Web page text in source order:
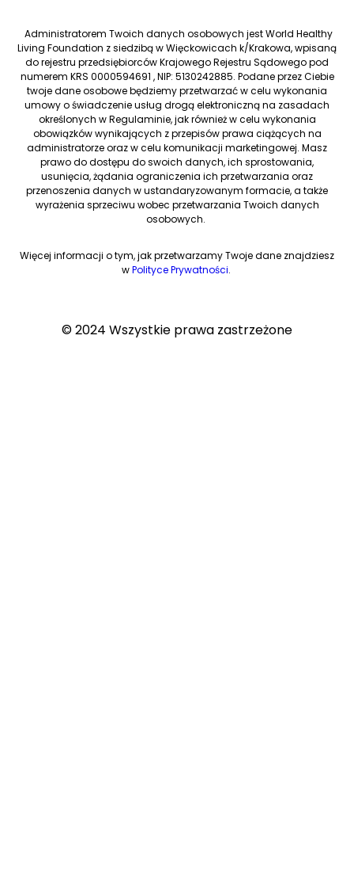
Administratorem Twoich danych osobowych jest World Healthy
Living Foundation z siedzibą w Więckowicach k/Krakowa, wpisaną
do rejestru przedsiębiorców Krajowego Rejestru Sądowego pod
numerem KRS 0000594691 , NIP: 5130242885. Podane przez Ciebie
twoje dane osobowe będziemy przetwarzać w celu wykonania
umowy o świadczenie usług drogą elektroniczną na zasadach
określonych w Regulaminie, jak również w celu wykonania
obowiązków wynikających z przepisów prawa ciążących na
administratorze oraz w celu komunikacji marketingowej. Masz
prawo do dostępu do swoich danych, ich sprostowania,
usunięcia, żądania ograniczenia ich przetwarzania oraz
przenoszenia danych w ustandaryzowanym formacie, a także
wyrażenia sprzeciwu wobec przetwarzania Twoich danych
osobowych.
Więcej informacji o tym, jak przetwarzamy Twoje dane znajdziesz
wPolityce Prywatności.
© 2024 Wszystkie prawa zastrzeżone